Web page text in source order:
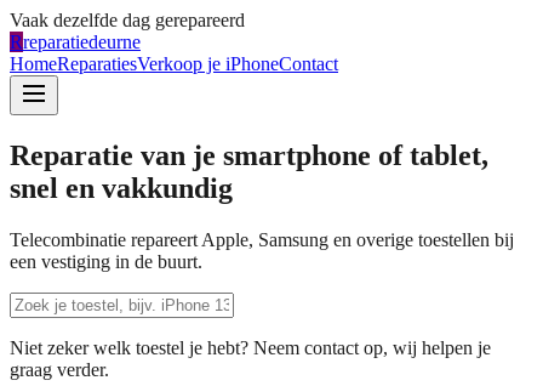
Vaak dezelfde dag gerepareerd
Rreparatiedeurne
HomeReparatiesVerkoop je iPhoneContact
Reparatie van je smartphone of tablet,
snel en vakkundig
Telecombinatie repareert Apple, Samsung en overige toestellen bij
een vestiging in de buurt.
Niet zeker welk toestel je hebt? Neem contact op, wij helpen je
graag verder.